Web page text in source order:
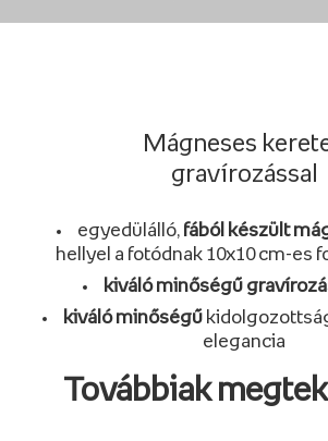
Mágneses
gravírozással
egyedülálló, fából készült
hellyel a fotódnak 10x10 cm-es
kiváló minőségű
kiváló minőségű
elegancia
Továbbiak